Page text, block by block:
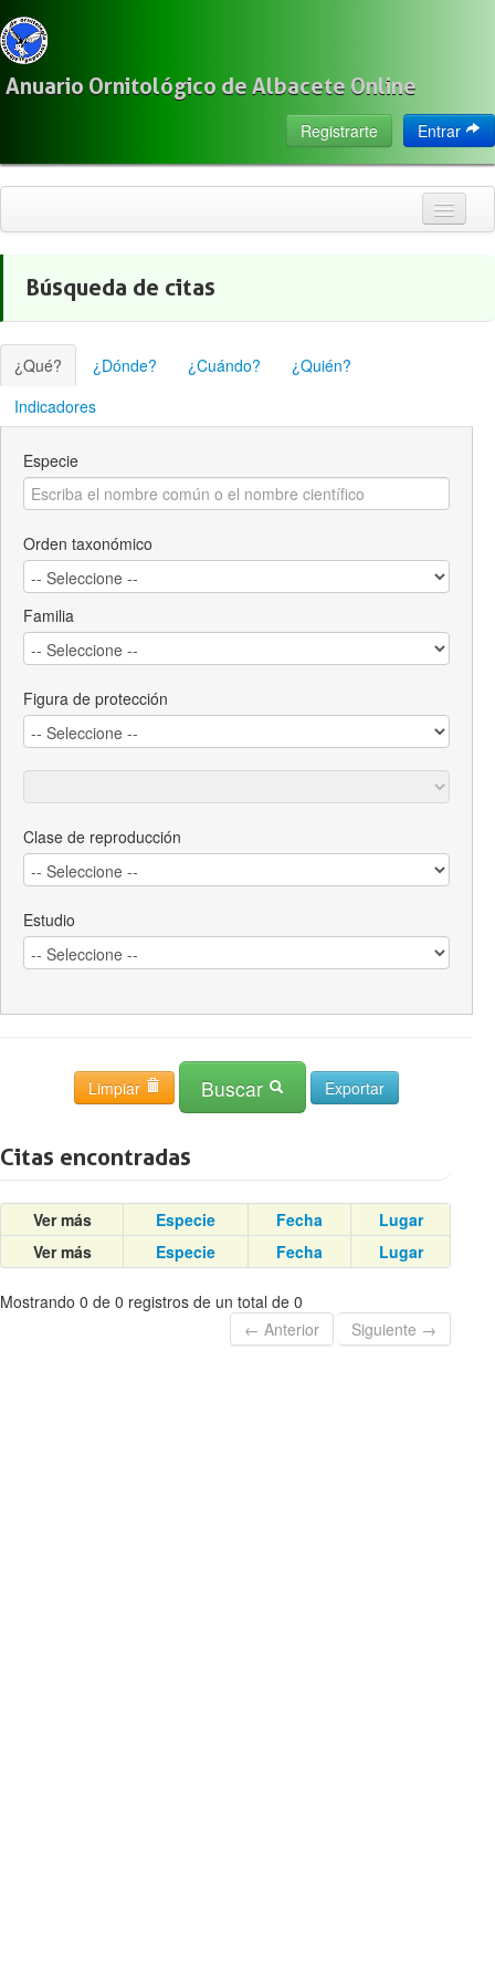
Anuario Ornitológico de Albacete Online
Entrar
Registrarte
Citas
Localización
Observadores
Acerca de
Búsqueda de citas
¿Qué? ¿Dónde? ¿Cuándo?
¿Quién?
Indicadores
Especie
Orden taxonómico
Familia
Figura de protección
Clase de reproducción
Estudio
Limpiar Buscar
Citas encontradas
Ver más Especie Fecha
Lugar
Ver más
Especie Fecha Lugar
Mostrando 0 de 0 registros de un total de 0
← Anterior
Siguiente →